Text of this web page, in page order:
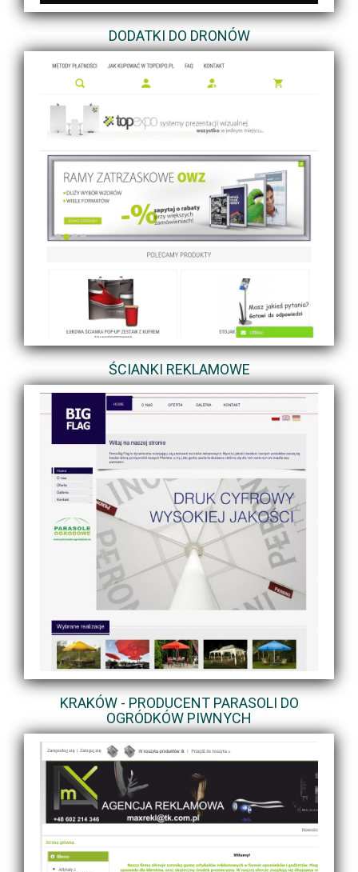
DODATKI DO DRONÓW
ŚCIANKI REKLAMOWE
KRAKÓW - PRODUCENT PARASOLI DO
OGRÓDKÓW PIWNYCH